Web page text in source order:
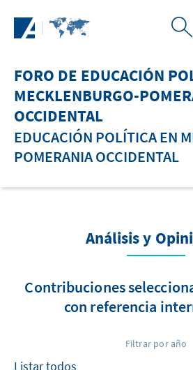
FORO DE EDUCACIÓN
MECKLENBURGO-
OCCIDENTAL
EDUCACIÓN POLÍTICA EN
POMERANIA OCCIDENTAL
Análisis y
Contribuciones
con referencia
Filtrar por año